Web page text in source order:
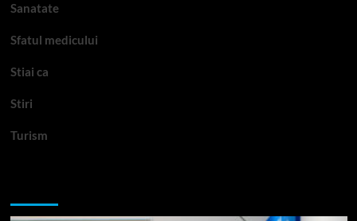
Sanatate
Sfatul medicului
Stiai ca
Stiri
Turism